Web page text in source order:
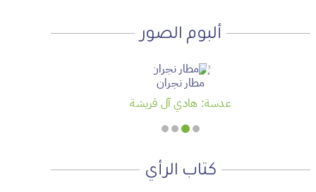
ألبوم الصور
مطار نجران
عدسة: هادي آل قريشة
كتاب الرأي